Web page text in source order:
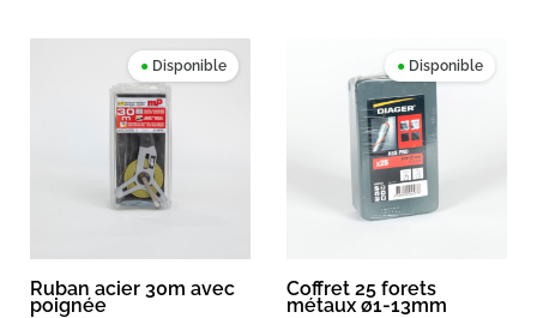
● Disponible
Ruban acier 30m avec
poignée
● Disponible
Coffret 25 forets
métaux ø1-13mm